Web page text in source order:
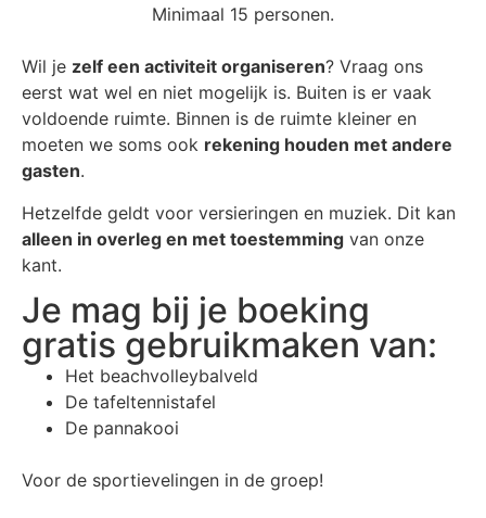
Minimaal 15 personen.
Wil je zelf een activiteit organiseren? Vraag ons
eerst wat wel en niet mogelijk is. Buiten is er vaak
voldoende ruimte. Binnen is de ruimte kleiner en
moeten we soms ook rekening houden met andere
gasten.
Hetzelfde geldt voor versieringen en muziek. Dit kan
alleen in overleg en met toestemming van onze
kant.
Je mag bij je boeking
gratis gebruikmaken van:
Het beachvolleybalveld
De tafeltennistafel
De pannakooi
Voor de sportievelingen in de groep!